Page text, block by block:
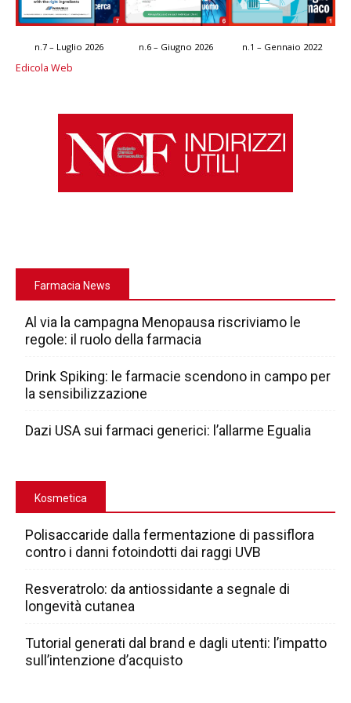
n.7 – Luglio 2026 n.6 – Giugno 2026 n.1 – Gennaio 2022
Edicola Web
Farmacia News
Al via la campagna Menopausa riscriviamo le
regole: il ruolo della farmacia
Drink Spiking: le farmacie scendono in campo per
la sensibilizzazione
Dazi USA sui farmaci generici: l’allarme Egualia
Kosmetica
Polisaccaride dalla fermentazione di passiflora
contro i danni fotoindotti dai raggi UVB
Resveratrolo: da antiossidante a segnale di
longevità cutanea
Tutorial generati dal brand e dagli utenti: l’impatto
sull’intenzione d’acquisto